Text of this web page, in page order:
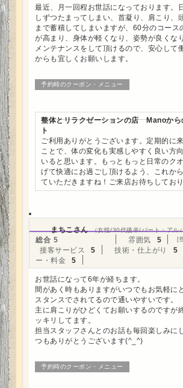
最近、月一回程お世話になっております。
しずつたまってしまい、首凝り、肩こり、
まで蓄積してしまいますが、60分のコース
が高まり、身体が軽くなり、姿勢が良くな
メンテナンスをして頂けるので、安心して
からも宜しくお願いします。
予約時のクーポン・メニュー
整体とリラクゼーションの店 Manoから
ト
ご利用ありがとうございます。定期的に
ことで、体の変化も実感しやすく良い方
いると思います。もっともっと日常のク
げて快適にお過ごし頂けるよう、これか
ていただきますね！ご来店お待ちしており
まちこさん （女性/30代後半/パート・アル
[
総合 5 雰囲気
5
接客サービス
5 技術・仕上がり 5
ー・料金
5
お世話になって6年が経ちます。
間があく時もありますがいつでもお気軽に
スタンスでされてるので通いやすいです。
主に肩こりがひどくてお願いするのですが
ッキリしてます。
担当スタッフさんとのお話も毎回楽しみに
つもありがとうございます(^_^)
予約時のクーポン・メニュー